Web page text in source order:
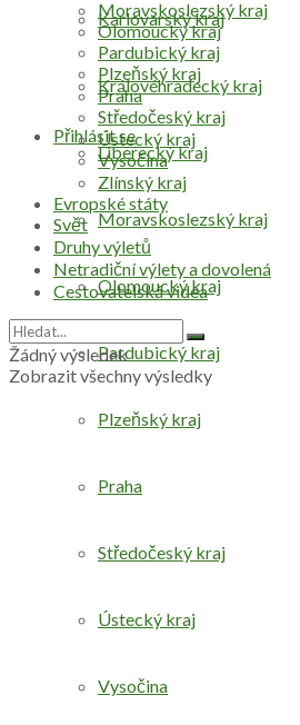
Přihlásit se
Karlovarský kraj
Královéhradecký kraj
Liberecký kraj
Moravskoslezský kraj
Olomoucký kraj
Pardubický kraj
Plzeňský kraj
Praha
Středočeský kraj
Ústecký kraj
Vysočina
Moravskoslezský kraj
Olomoucký kraj
Pardubický kraj
Plzeňský kraj
Praha
Středočeský kraj
Ústecký kraj
Vysočina
Zlínský kraj
Evropské státy
Svět
Druhy výletů
Netradiční výlety a dovolená
Cestovatelská videa
Žádný výsledek
Zobrazit všechny výsledky